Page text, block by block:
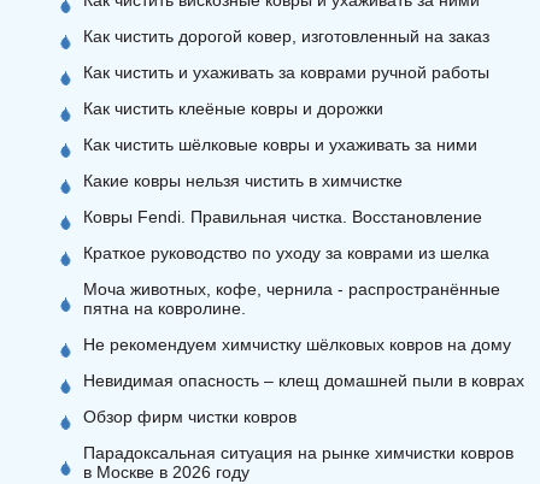
Как чистить дорогой ковер, изготовленный на заказ
Как чистить и ухаживать за коврами ручной работы
Как чистить клеёные ковры и дорожки
Как чистить шёлковые ковры и ухаживать за ними
Какие ковры нельзя чистить в химчистке
Ковры Fendi. Правильная чистка. Восстановление
Краткое руководство по уходу за коврами из шелка
Моча животных, кофе, чернила - распространённые
пятна на ковролине.
Не рекомендуем химчистку шёлковых ковров на дому
Невидимая опасность – клещ домашней пыли в коврах
Обзор фирм чистки ковров
Парадоксальная ситуация на рынке химчистки ковров
в Москве в 2026 году